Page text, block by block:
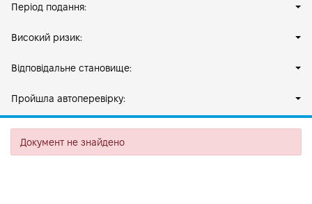
Період подання:
Високий ризик:
Відповідальне становище:
Пройшла автоперевірку:
Документ не знайдено